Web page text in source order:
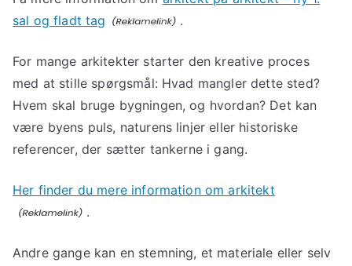
sal og fladt tag
.
For mange arkitekter starter den kreative proces
med at stille spørgsmål: Hvad mangler dette sted?
Hvem skal bruge bygningen, og hvordan? Det kan
være byens puls, naturens linjer eller historiske
referencer, der sætter tankerne i gang.
Her finder du mere information om arkitekt
.
Andre gange kan en stemning, et materiale eller selv